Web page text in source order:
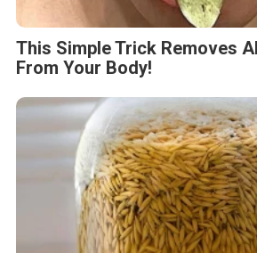
This Simple Trick Removes
From Your Body!